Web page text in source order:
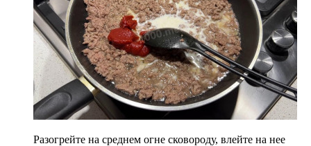
Разогрейте на среднем огне сковороду, влейте на нее